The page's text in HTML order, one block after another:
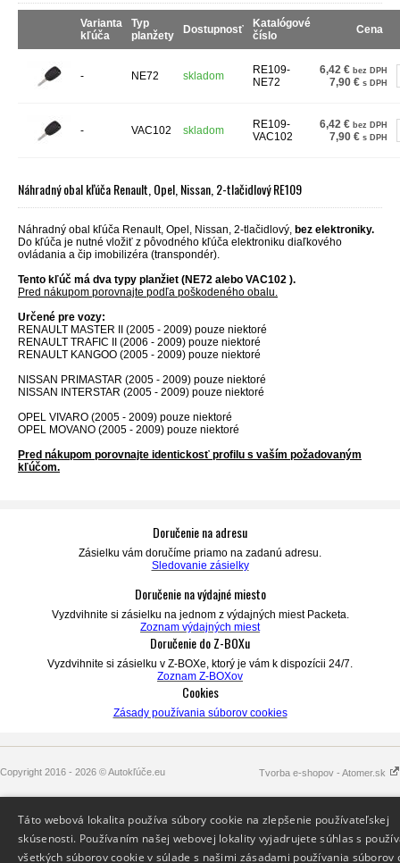
Varianta
kľúča
Typ
planžety
Dostupnosť
Katalógové
číslo
Cena
- NE72 skladom
RE109-
NE72
6,42 € bez DPH
7,90 € s DPH
- VAC102 skladom
RE109-
VAC102
6,42 € bez DPH
7,90 € s DPH
Náhradný obal kľúča Renault, Opel, Nissan, 2-tlačidlový RE109
Náhradný obal kľúča Renault, Opel, Nissan, 2-tlačidlový, bez elektroniky.
Do kľúča je nutné vložiť z pôvodného kľúča elektroniku diaľkového
ovládania a čip imobilizéra (transpondér).
Tento kľúč má dva typy planžiet (NE72 alebo VAC102 ).
Pred nákupom porovnajte podľa poškodeného obalu.
Určené pre vozy:
RENAULT MASTER II (2005 - 2009) pouze niektoré
RENAULT TRAFIC II (2006 - 2009) pouze niektoré
RENAULT KANGOO (2005 - 2009) pouze niektoré
NISSAN PRIMASTAR (2005 - 2009) pouze niektoré
NISSAN INTERSTAR (2005 - 2009) pouze niektoré
OPEL VIVARO (2005 - 2009) pouze niektoré
OPEL MOVANO (2005 - 2009) pouze niektoré
Pred nákupom porovnajte identickosť profilu s vaším požadovaným
kľúčom.
Doručenie na adresu
Zásielku vám doručíme priamo na zadanú adresu.
Sledovanie zásielky
Doručenie na výdajné miesto
Vyzdvihnite si zásielku na jednom z výdajných miest Packeta.
Zoznam výdajných miest
Doručenie do Z-BOXu
Vyzdvihnite si zásielku v Z-BOXe, ktorý je vám k dispozícii 24/7.
Zoznam Z-BOXov
Cookies
Zásady používania súborov cookies
Copyright 2016 - 2026 © Autokľúče.eu Tvorba e-shopov - Atomer.sk
Táto webová lokalita používa súbory cookie na zlepšenie používateľskej
skúsenosti. Používaním našej webovej lokality vyjadrujete súhlas s
všetkých súborov cookie v súlade s našimi zásadami používania súborov